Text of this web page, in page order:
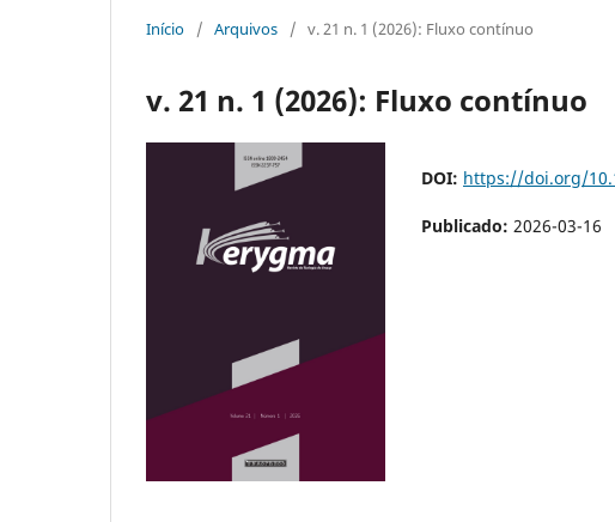
Início / Arquivos / v. 21 n. 1 (2026): Fluxo contínuo
v. 21 n. 1 (2026): Fluxo contínuo
DOI: https://doi.org/
Publicado: 2026-03-16